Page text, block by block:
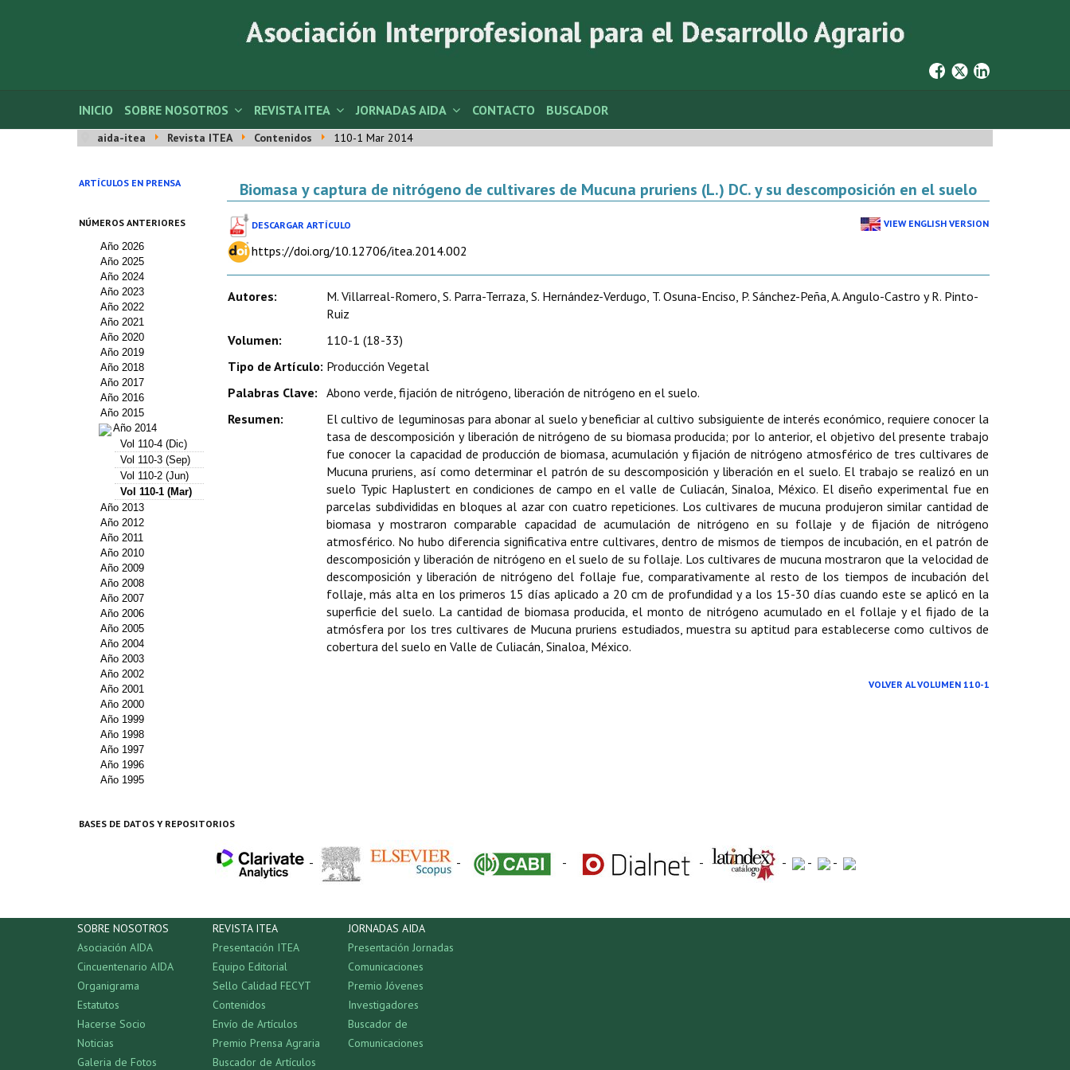
INICIO SOBRE NOSOTROS REVISTA ITEA JORNADAS AIDA CONTACTO BUSCADOR
aida-itea Revista ITEA Contenidos 110-1 Mar 2014
ARTÍCULOS EN PRENSA
NÚMEROS ANTERIORES
Año 2026
Año 2025
Año 2024
Año 2023
Año 2022
Año 2021
Año 2020
Año 2019
Año 2018
Año 2017
Año 2016
Año 2015
Año 2014
Vol 110-4 (Dic)
Vol 110-3 (Sep)
Vol 110-2 (Jun)
Vol 110-1 (Mar)
Año 2013
Año 2012
Año 2011
Año 2010
Año 2009
Año 2008
Año 2007
Año 2006
Año 2005
Año 2004
Año 2003
Año 2002
Año 2001
Año 2000
Año 1999
Año 1998
Año 1997
Año 1996
Año 1995
Biomasa y captura de nitrógeno de cultivares de Mucuna pruriens (L.) DC. y su descomposición en el suelo
DESCARGAR ARTÍCULO VIEW ENGLISH VERSION
https://doi.org/10.12706/itea.2014.002
Autores:
M. Villarreal-Romero, S. Parra-Terraza, S. Hernández-Verdugo, T. Osuna-Enciso, P. Sánchez-Peña, A. Angulo-Castro y R. Pinto-
Ruiz
Volumen:
110-1 (18-33)
Tipo de Artículo: Producción Vegetal
Palabras Clave: Abono verde, fijación de nitrógeno, liberación de nitrógeno en el suelo.
Resumen:
El cultivo de leguminosas para abonar al suelo y beneficiar al cultivo subsiguiente de interés económico, requiere conocer la
tasa de descomposición y liberación de nitrógeno de su biomasa producida; por lo anterior, el objetivo del presente trabajo
fue conocer la capacidad de producción de biomasa, acumulación y fijación de nitrógeno atmosférico de tres cultivares de
Mucuna pruriens, así como determinar el patrón de su descomposición y liberación en el suelo. El trabajo se realizó en un
suelo Typic Haplustert en condiciones de campo en el valle de Culiacán, Sinaloa, México. El diseño experimental fue en
parcelas subdivididas en bloques al azar con cuatro repeticiones. Los cultivares de mucuna produjeron similar cantidad de
biomasa y mostraron comparable capacidad de acumulación de nitrógeno en su follaje y de fijación de nitrógeno
atmosférico. No hubo diferencia significativa entre cultivares, dentro de mismos de tiempos de incubación, en el patrón de
descomposición y liberación de nitrógeno en el suelo de su follaje. Los cultivares de mucuna mostraron que la velocidad de
descomposición y liberación de nitrógeno del follaje fue, comparativamente al resto de los tiempos de incubación del
follaje, más alta en los primeros 15 días aplicado a 20 cm de profundidad y a los 15-30 días cuando este se aplicó en la
superficie del suelo. La cantidad de biomasa producida, el monto de nitrógeno acumulado en el follaje y el fijado de la
atmósfera por los tres cultivares de Mucuna pruriens estudiados, muestra su aptitud para establecerse como cultivos de
cobertura del suelo en Valle de Culiacán, Sinaloa, México.
VOLVER AL VOLUMEN 110-1
BASES DE DATOS Y REPOSITORIOS
- - - - - - -
SOBRE NOSOTROS
Asociación AIDA
Cincuentenario AIDA
Organigrama
Estatutos
Hacerse Socio
Noticias
Galeria de Fotos
REVISTA ITEA
Presentación ITEA
Equipo Editorial
Sello Calidad FECYT
Contenidos
Envío de Artículos
Premio Prensa Agraria
Buscador de Artículos
JORNADAS AIDA
Presentación Jornadas
Comunicaciones
Premio Jóvenes
Investigadores
Buscador de
Comunicaciones